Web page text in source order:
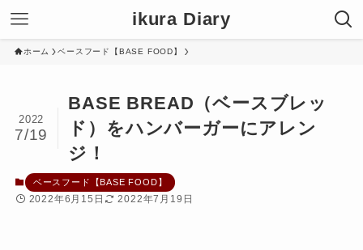
ikura Diary
ホーム ベースフード【BASE FOOD】
BASE BREAD（ベースブレッ
ド）をハンバーガーにアレン
ジ！
2022
7/19
ベースフード【BASE FOOD】
2022年6月15日 2022年7月19日